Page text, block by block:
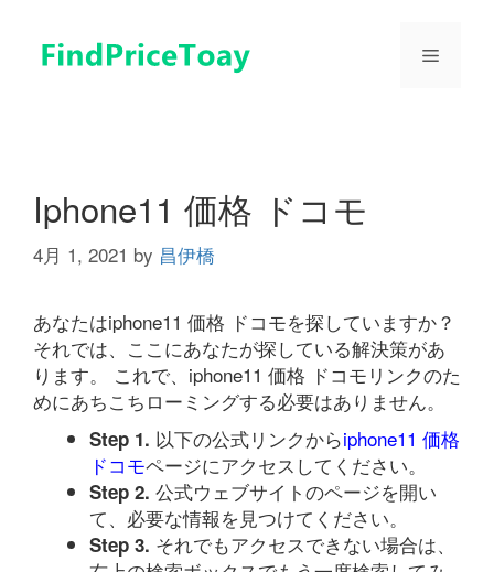
メ
Iphone11 価格 ドコモ
4月 1, 2021 by 昌伊橋
あなたはiphone11 価格 ドコモを探していますか？
それでは、ここにあなたが探している解決策があ
ります。 これで、iphone11 価格 ドコモリンクのた
めにあちこちローミングする必要はありません。
Step 1. 以下の公式リンクからiphone11 価格
ドコモページにアクセスしてください。
Step 2. 公式ウェブサイトのページを開い
て、必要な情報を見つけてください。
Step 3. それでもアクセスできない場合は、